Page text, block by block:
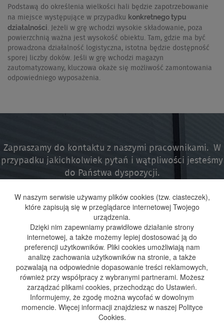
Podstawą do określenia wielkości hali będzie zapotrzebowanie
na miejsce występujące w przypadku konkretnego typu
działalności. Jeżeli w grę wchodzi wysokie składowanie, poza
powierzchnią ważna jest wysokość obiektu. Tam, gdzie ma być
prowadzona działalność logistyczna, istotna będzie dostępność
sporej liczby doków. Jeśli w grę wchodzi magazyn
zautomatyzowany, kluczowa okaże się możliwość zamontowania
odpowiedniego wyposażenia.
Zapraszamy do kontaktu z naszymi pracownikami. W
przypadku jakichkolwiek pytań i wątpliwości jesteśmy
do Państwa dyspozycji.
Strona główna O firmie Oferta realizacje Wyróżnienia BLOG Kontakt
Hale magazynowe – Lębork Hale magazynowe – Olsztyn
Hale stalowe – Bytów hale stalowe bydgoszcz Hale stalowe – Czersk
W naszym serwisie używamy plików cookies (tzw. ciasteczek),
które zapisują się w przeglądarce internetowej Twojego
urządzenia.
Dzięki nim zapewniamy prawidłowe działanie strony
internetowej, a także możemy lepiej dostosować ją do
preferencji użytkowników. Pliki cookies umożliwiają nam
analizę zachowania użytkowników na stronie, a także
pozwalają na odpowiednie dopasowanie treści reklamowych,
również przy współpracy z wybranymi partnerami. Możesz
zarządzać plikami cookies, przechodząc do Ustawień.
Informujemy, że zgodę można wycofać w dowolnym
momencie. Więcej informacji znajdziesz w naszej Polityce
Cookies.